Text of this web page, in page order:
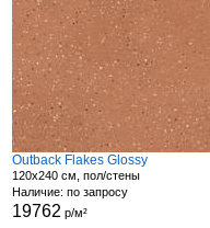
Outback Flakes Glossy
120x240 см, пол/стены
Наличие: по запросу
19762 р/м²